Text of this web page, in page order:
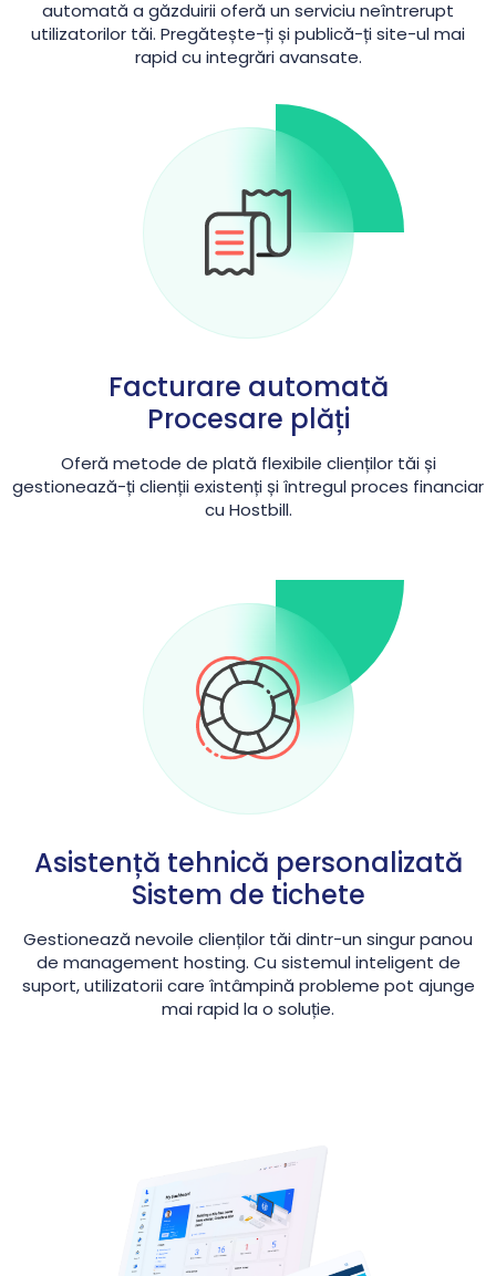
automată a găzduirii oferă un serviciu neîntrerupt
utilizatorilor tăi. Pregătește-ți și publică-ți site-ul mai
rapid cu integrări avansate.
Facturare automată
Procesare plăți
Oferă metode de plată flexibile clienților tăi și
gestionează-ți clienții existenți și întregul proces financiar
cu Hostbill.
Asistență tehnică personalizată
Sistem de tichete
Gestionează nevoile clienților tăi dintr-un singur panou
de management hosting. Cu sistemul inteligent de
suport, utilizatorii care întâmpină probleme pot ajunge
mai rapid la o soluție.